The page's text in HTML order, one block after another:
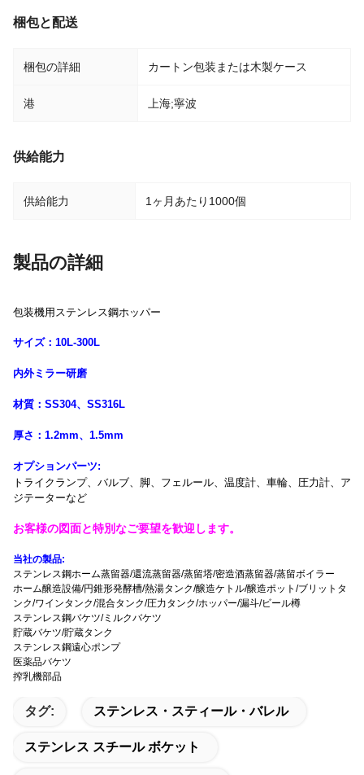
梱包と配送
梱包の詳細 カートン包装または木製ケース
港 上海;寧波
供給能力
供給能力 1ヶ月あたり1000個
製品の詳細
包装機用ステンレス鋼ホッパー
サイズ：10L-300L
内外ミラー研磨
材質：SS304、SS316L
厚さ：1.2mm、1.5mm
オプションパーツ:
トライクランプ、バルブ、脚、フェルール、温度計、車輪、圧力計、ア
ジテーターなど
お客様の図面と特別なご要望を歓迎します。
当社の製品:
ステンレス鋼ホーム蒸留器/還流蒸留器/蒸留塔/密造酒蒸留器/蒸留ボイラー
ホーム醸造設備/円錐形発酵槽/熱湯タンク/醸造ケトル/醸造ポット/ブリットタ
ンク/ワインタンク/混合タンク/圧力タンク/ホッパー/漏斗/ビール樽
ステンレス鋼バケツ/ミルクバケツ
貯蔵バケツ/貯蔵タンク
ステンレス鋼遠心ポンプ
医薬品バケツ
搾乳機部品
タグ: ステンレス・スティール・バレル
ステンレス スチール ボケット